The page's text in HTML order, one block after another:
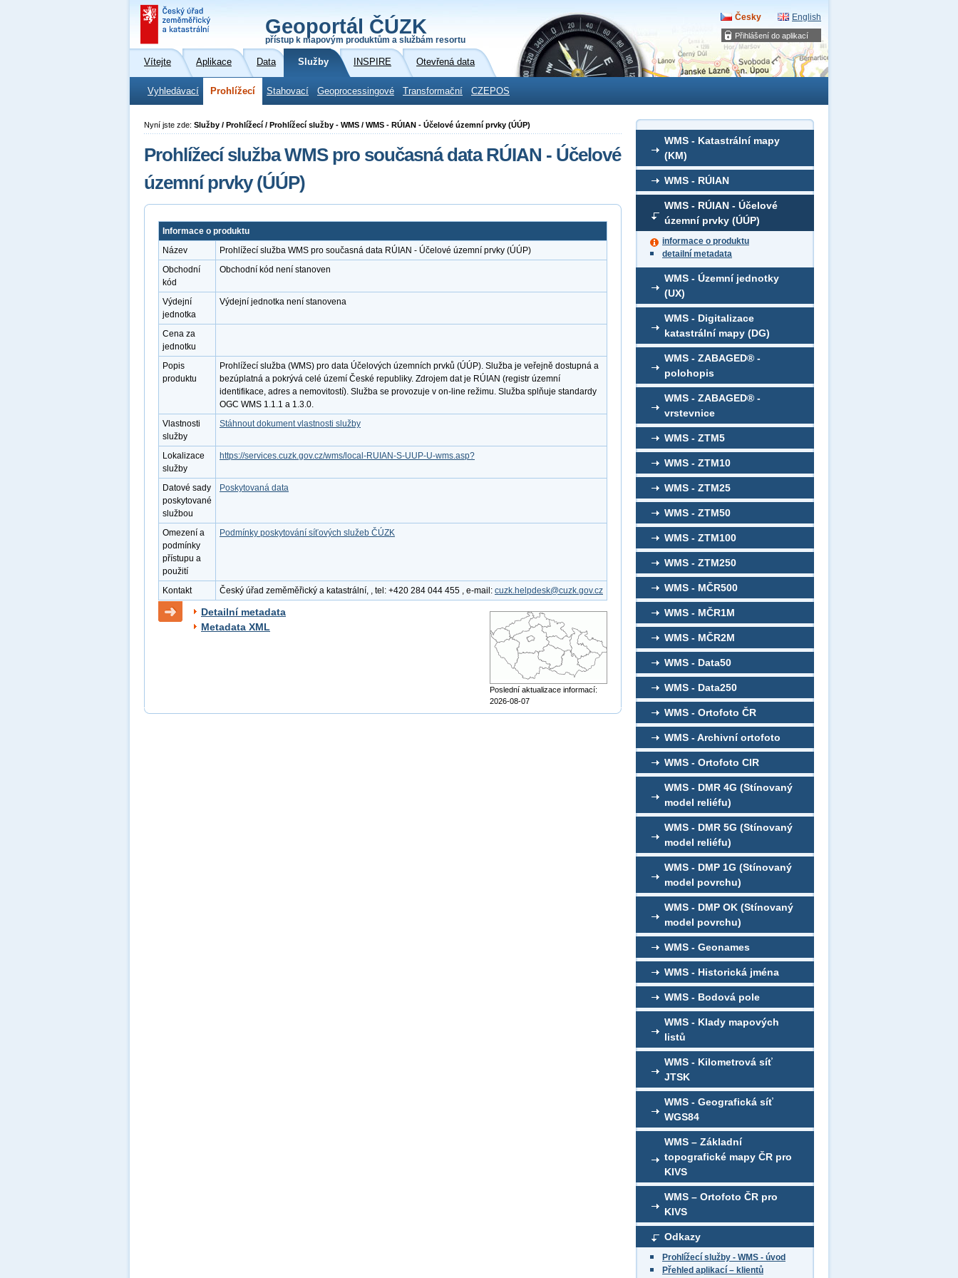
Přihlášení do aplikací
Geoportál ČÚZK
přístup k mapovým produktům a službám resortu
Česky English
Vítejte Aplikace Data Služby INSPIRE Otevřená data
Vyhledávací Prohlížecí Stahovací Geoprocessingové Transformační CZEPOS
WMS - Katastrální mapy
(KM)
WMS - RÚIAN
WMS - RÚIAN - Účelové
územní prvky (ÚÚP)
informace o produktu
detailní metadata
WMS - Územní jednotky
(UX)
WMS - Digitalizace
katastrální mapy (DG)
WMS - ZABAGED® -
polohopis
WMS - ZABAGED® -
vrstevnice
WMS - ZTM5
WMS - ZTM10
WMS - ZTM25
WMS - ZTM50
WMS - ZTM100
WMS - ZTM250
WMS - MČR500
WMS - MČR1M
WMS - MČR2M
WMS - Data50
WMS - Data250
WMS - Ortofoto ČR
WMS - Archivní ortofoto
WMS - Ortofoto CIR
WMS - DMR 4G (Stínovaný
model reliéfu)
WMS - DMR 5G (Stínovaný
model reliéfu)
WMS - DMP 1G (Stínovaný
model povrchu)
WMS - DMP OK (Stínovaný
model povrchu)
WMS - Geonames
WMS - Historická jména
WMS - Bodová pole
WMS - Klady mapových
listů
WMS - Kilometrová síť
JTSK
WMS - Geografická síť
WGS84
WMS – Základní
topografické mapy ČR pro
KIVS
WMS – Ortofoto ČR pro
KIVS
Odkazy
Prohlížecí služby - WMS - úvod
Přehled aplikací – klientů
Nyní jste zde: Služby / Prohlížecí / Prohlížecí služby - WMS / WMS - RÚIAN - Účelové územní prvky (ÚÚP)
Prohlížecí služba WMS pro současná data RÚIAN - Účelové
územní prvky (ÚÚP)
Informace o produktu
Název
Prohlížecí služba WMS pro současná data RÚIAN - Účelové územní prvky (ÚÚP)
Obchodní
kód
Obchodní kód není stanoven
Výdejní
jednotka
Výdejní jednotka není stanovena
Cena za
jednotku
Popis
produktu
Prohlížecí služba (WMS) pro data Účelových územních prvků (ÚÚP). Služba je veřejně dostupná a
bezúplatná a pokrývá celé území České republiky. Zdrojem dat je RÚIAN (registr územní
identifikace, adres a nemovitostí). Služba se provozuje v on-line režimu. Služba splňuje standardy
OGC WMS 1.1.1 a 1.3.0.
Vlastnosti
služby
Stáhnout dokument vlastnosti služby
Lokalizace
služby
https://services.cuzk.gov.cz/wms/local-RUIAN-S-UUP-U-wms.asp?
Datové sady
poskytované
službou
Poskytovaná data
Omezení a
podmínky
přístupu a
použití
Podmínky poskytování síťových služeb ČÚZK
Kontakt Český úřad zeměměřický a katastrální, , tel: +420 284 044 455 , e-mail: cuzk.helpdesk@cuzk.gov.cz
Detailní metadata
Metadata XML
Poslední aktualizace informací:
2026-08-07